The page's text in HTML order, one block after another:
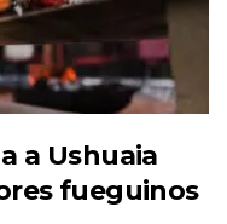
a Ushuaia
fueguinos